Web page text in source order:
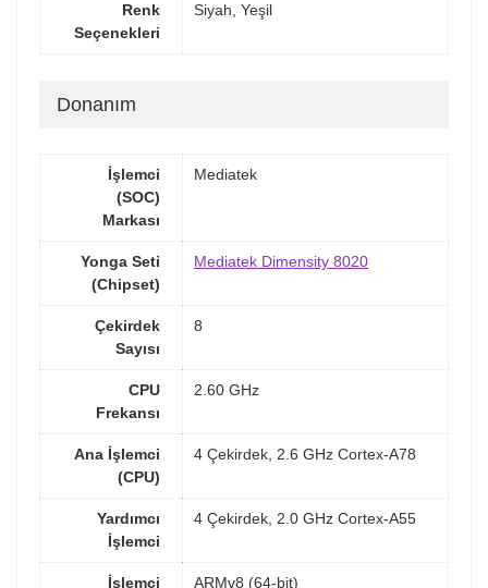
Renk
Seçenekleri
Siyah, Yeşil
Donanım
İşlemci
(SOC)
Markası
Mediatek
Yonga Seti
(Chipset)
Mediatek Dimensity 8020
Çekirdek
Sayısı
8
CPU
Frekansı
2.60 GHz
Ana İşlemci
(CPU)
4 Çekirdek, 2.6 GHz Cortex-A78
Yardımcı
İşlemci
4 Çekirdek, 2.0 GHz Cortex-A55
İşlemci ARMv8 (64-bit)